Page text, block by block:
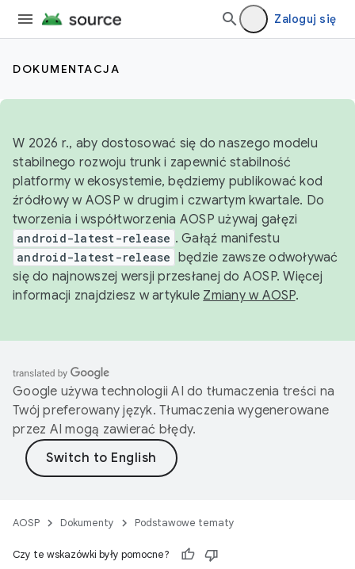
Zaloguj się
DOKUMENTACJA
W 2026 r., aby dostosować się do naszego modelu
stabilnego rozwoju trunk i zapewnić stabilność
platformy w ekosystemie, będziemy publikować kod
źródłowy w AOSP w drugim i czwartym kwartale. Do
tworzenia i współtworzenia AOSP używaj gałęzi
android-latest-release . Gałąź manifestu
android-latest-release będzie zawsze odwoływać
się do najnowszej wersji przesłanej do AOSP. Więcej
informacji znajdziesz w artykule Zmiany w AOSP.
Google używa technologii AI do tłumaczenia treści na
Twój preferowany język. Tłumaczenia wygenerowane
przez AI mogą zawierać błędy.
AOSP Dokumenty Podstawowe tematy
Czy te wskazówki były pomocne?